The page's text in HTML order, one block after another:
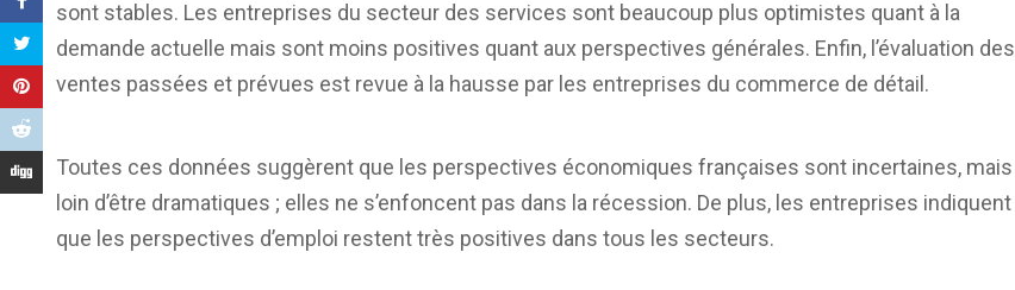
sont stables. Les entreprises du secteur des services sont beaucoup plus optimistes quant à la
demande actuelle mais sont moins positives quant aux perspectives générales. Enfin, l’évaluation des
ventes passées et prévues est revue à la hausse par les entreprises du commerce de détail.
Toutes ces données suggèrent que les perspectives économiques françaises sont incertaines, mais
loin d’être dramatiques ; elles ne s’enfoncent pas dans la récession. De plus, les entreprises indiquent
que les perspectives d’emploi restent très positives dans tous les secteurs.